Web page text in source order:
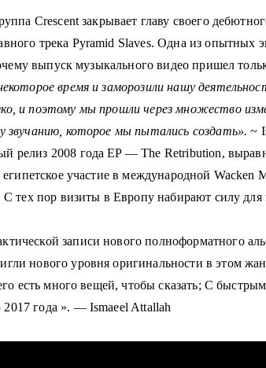
Crescent закрывает главу своего
трека Pyramid Slaves. Одна из опытных
выпуск музыкального видео пришел
время и заморозили нашу
и поэтому мы прошли через множество
звучанию, которое мы пытались создать». ~
релиз 2008 года EP — The Retribution,
участие в международной Wacken
С тех пор визиты в Европу набирают силу
записи нового полноформатного
нового уровня оригинальности в этом
есть много вещей, чтобы сказать; С
года ». — Ismaeel Attallah